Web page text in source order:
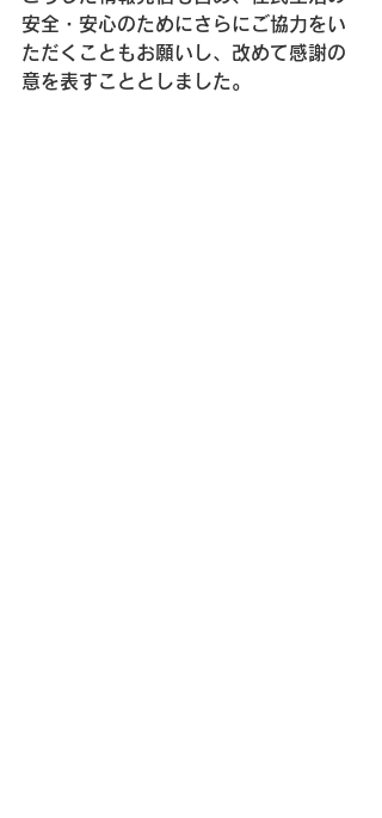
安全・安心のためにさらにご協力をい
ただくこともお願いし、改めて感謝の
意を表すこととしました。